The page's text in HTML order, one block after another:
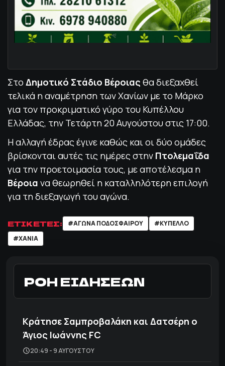
Στο Δημοτικό Στάδιο Βέροιας θα διεξαχθεί
τελικά η αναμέτρηση των Χανίων με το Μάρκο
για τον προκριματικό γύρο του Κυπέλλου
Ελλάδας, την Τετάρτη 20 Αυγούστου στις 17:00.
Η αλλαγή έδρας έγινε καθώς και οι δύο ομάδες
βρίσκονται αυτές τις ημέρες στην Πτολεμαΐδα
για την προετοιμασία τους, με αποτέλεσμα η
Βέροια να θεωρηθεί η καταλληλότερη επιλογή
για τη διεξαγωγή του αγώνα.
ΕΤΙΚΕΤΕΣ: #ΑΓΩΝΑ ΠΟΔΟΣΦΑΙΡΟΥ
#ΚΥΠΕΛΛΟ
#ΧΑΝΙΑ
ΡΟΗ ΕΙΔΗΣΕΩΝ
Κράτησε Σαμπροβαλάκη και Δατσέρη ο
Άγιος Ιωάννης FC
20:49 - 9 ΑΥΓΟΎΣΤΟΥ